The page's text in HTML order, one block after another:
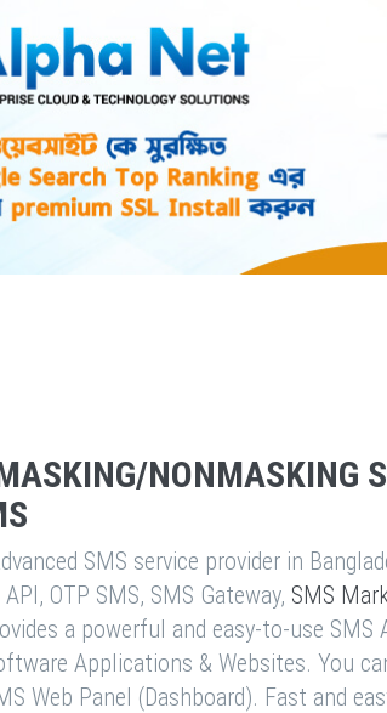
NONMASKING
SMS service provider in
OTP SMS, SMS Gateway, SMS
a powerful and easy-to-use SMS
Applications & Websites. You
Web Panel (Dashboard). Fast and